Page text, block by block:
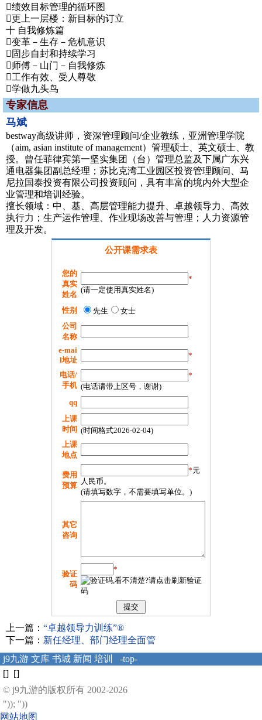
绩效目标管理的循环图
更上一层楼：新目标的订立
十 自我修炼篇
变革－生存－危机意识
固步自封和持续学习
师傅－山门－自我修炼
工作有效、受人尊敬
学做九头鸟
专家信息
马斌
bestway高级讲师，资深管理顾问/企业教练，亚洲管理学院
（aim, asian institute of management）管理硕士、英文硕士、教
授。曾任菲律宾第一坚实集团（台）管理总监及下属广东兴
通电器集团副总经理；苏比克湾工业园区投资管理顾问、马
尼拉国泰投资有限公司投资顾问，具有丰富的境内外大型企
业管理和培训经验。
擅长领域：中、基、高层管理能力提升、卓越领导力、高效
执行力；生产运作管理、作业现场改善与管理；人力资源管
理及开发。
公开课需求表
您的
真实
姓名
*
(请一定使用真实姓名)
性别 先生
女士
公司
名称
e-mai
l地址
*
电话/
手机
*
(电话请带上区号，谢谢)
qq
上课
时间 (时间格式2026-02-04)
上课
地点
费用
预算
*元
人民币。
(请填写数字，不需要填写单位。)
其它
咨询
验证
码
*
上一篇： “卓越领导力训练”®
下一篇： 新任经理、部门经理全面管
j9九游 文库 书城 新闻 培训
-top-
[] []
© j9九游的版权所有 2002-2026
")); "))
网站地图